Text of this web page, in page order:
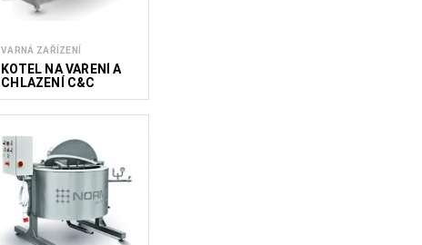
VARNÁ ZAŘÍZENÍ
KOTEL NA VAŘENÍ A
CHLAZENÍ C&C
1000/700